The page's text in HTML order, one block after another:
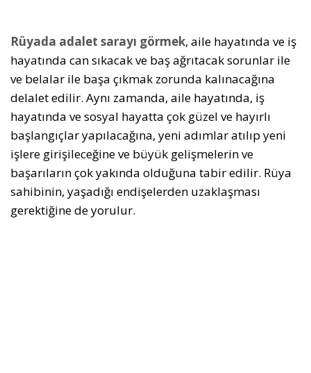
Rüyada adalet sarayı görmek, aile hayatında ve iş
hayatında can sıkacak ve baş ağrıtacak sorunlar ile
ve belalar ile başa çıkmak zorunda kalınacağına
delalet edilir. Aynı zamanda, aile hayatında, iş
hayatında ve sosyal hayatta çok güzel ve hayırlı
başlangıçlar yapılacağına, yeni adımlar atılıp yeni
işlere girişileceğine ve büyük gelişmelerin ve
başarıların çok yakında olduğuna tabir edilir. Rüya
sahibinin, yaşadığı endişelerden uzaklaşması
gerektiğine de yorulur.